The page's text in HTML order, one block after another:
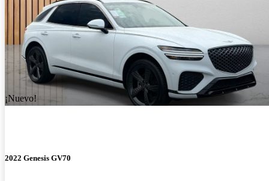
¡Nuevo!
2022 Genesis GV70